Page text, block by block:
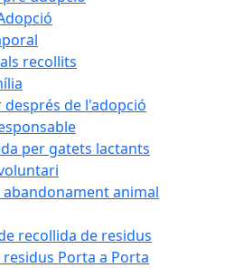
recollits
després de l'adopció
per gatets lactants
animal
recollida de residus
residus Porta a Porta